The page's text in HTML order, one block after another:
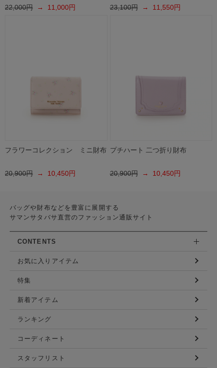
22,000円 → 11,000円 23,100円→ 11,550円
フラワーコレクション ミニ財布
20,900円 → 10,450円
プチハート 二つ折り財布
20,900円→ 10,450円
バッグや財布などを豊富に展開する
サマンサタバサ直営のファッション通販サイト
CONTENTS
お気に入りアイテム
特集
新着アイテム
ランキング
コーディネート
スタッフリスト